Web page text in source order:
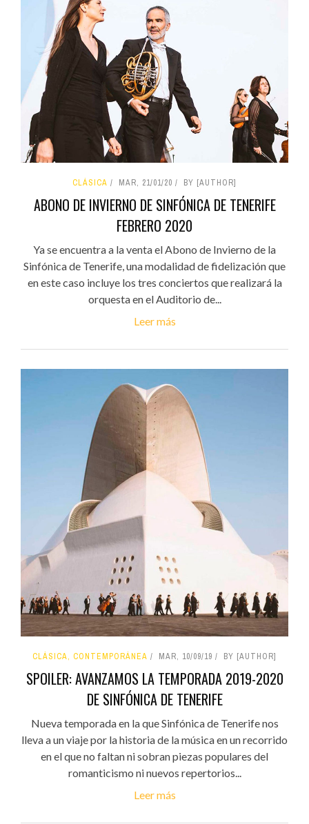
CLÁSICA MAR, 21/01/20 BY [AUTHOR]
ABONO DE INVIERNO DE SINFÓNICA DE TENERIFE
FEBRERO 2020
Ya se encuentra a la venta el Abono de Invierno de la
Sinfónica de Tenerife, una modalidad de fidelización que
en este caso incluye los tres conciertos que realizará la
orquesta en el Auditorio de...
Leer más
CLÁSICA, CONTEMPORÁNEA MAR, 10/09/19 BY [AUTHOR]
SPOILER: AVANZAMOS LA TEMPORADA 2019-2020
DE SINFÓNICA DE TENERIFE
Nueva temporada en la que Sinfónica de Tenerife nos
lleva a un viaje por la historia de la música en un recorrido
en el que no faltan ni sobran piezas populares del
romanticismo ni nuevos repertorios...
Leer más